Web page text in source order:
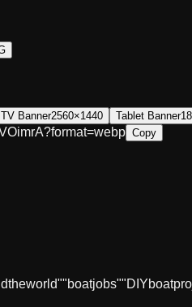
TV Banner2560×1440 Tablet Banner
Copy
theworld""boatjobs""DIYboat